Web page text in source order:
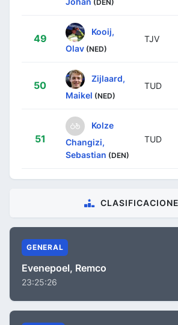
(DEN)
49
Kooij,
Olav (NED)
TJV
50
Zijlaard,
Maikel (NED)
TUD
51
Kolze
Changizi,
Sebastian (DEN)
TUD
GENERAL
Evenepoel, Remco
23:25:26